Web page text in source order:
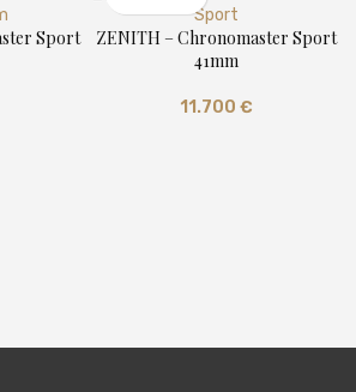
Sport
ZENITH – Chronomaster Sport
41mm
11.700 €